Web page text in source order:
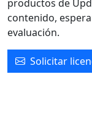
productos de
contenido,
evaluación.
Solicitar